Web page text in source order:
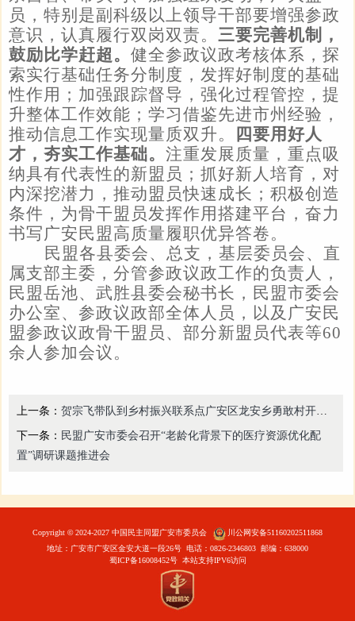
员，特别是副科级以上领导干部要增强参政
意识，认真履行双岗双责。 三要完善机制，
鼓励比学赶超。 健全参政议政考核体系，探
索实行基础任务分制度，发挥好制度的基础
性作用；加强跟踪督导，强化过程管控，提
升整体工作效能；学习借鉴先进市州经验，
推动信息工作实现量质双升。
四要用好人
才，夯实工作基础。 注重发展质量，重点吸
纳具有代表性的新盟员；抓好新人培育，对
内深挖潜力，推动盟员快速成长；积极创造
条件，为骨干盟员发挥作用搭建平台，奋力
书写广安民盟高质量履职优异答卷。
民盟各县委会、总支，基层委员会、直
属支部主委，分管参政议政工作的负责人，
民盟岳池、武胜县委会秘书长，民盟市委会
办公室、参政议政部全体人员，以及广安民
盟参政议政骨干盟员、部分新盟员代表等60
余人参加会议。
上一条： 贺宗飞带队到乡村振兴联系点广安区龙安乡勇敢村开展专题调研
下一条： 民盟广安市委会召开“老龄化背景下的医疗资源优化配
置”调研课题推进会
Copyright©2024-2027 中国民主同盟广安市委员会
川公网安备51160202511868
地址：广安市广安区金安大道一段26号 电话：0826-2346803 邮编：638000
蜀ICP备16008452号本站支持IPV6访问